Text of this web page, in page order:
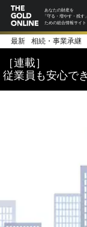
あなたの財産を
「守る・増やす・残す」
ための総合情報サイト
最新 相続・事業承継
［連載］
従業員も安心で